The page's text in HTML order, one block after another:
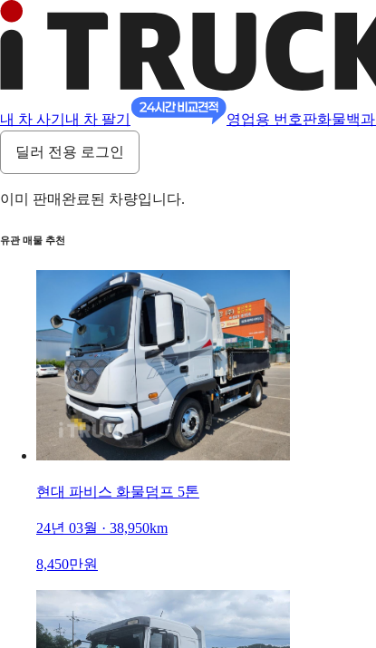
내 차 사기 내 차 팔기 영업용 번호판화물백과
딜러 전용 로그인
이미 판매완료된 차량입니다.
유관 매물 추천
현대 파비스 화물덤프 5톤
24년 03월 · 38,950km
8,450만원